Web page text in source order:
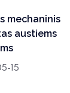
mechaninis
austiems
15